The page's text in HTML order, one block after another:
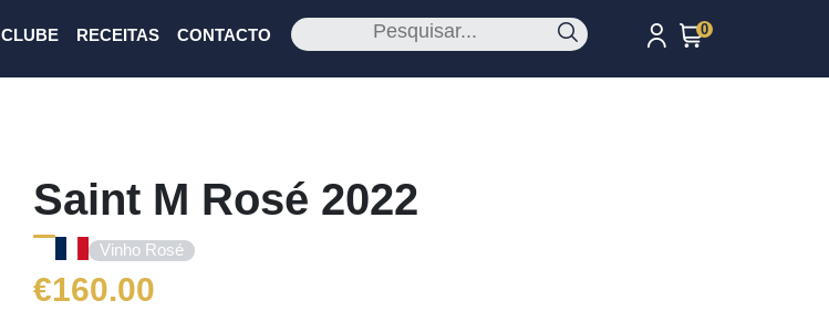
CLUBE RECEITAS CONTACTO 0
Saint M Rosé 2022
Vinho Rosé
€160.00